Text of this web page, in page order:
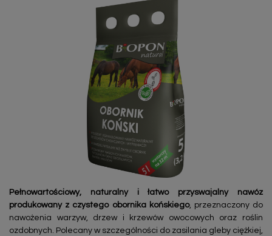
Pełnowartościowy, naturalny i łatwo przyswajalny nawóz
produkowany z czystego obornika końskiego, przeznaczony do
nawożenia warzyw, drzew i krzewów owocowych oraz roślin
ozdobnych. Polecany w szczególności do zasilania gleby ciężkiej,